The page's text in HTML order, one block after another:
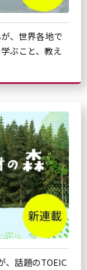
、世界各地で
ぶこと、教え
、話題のTOEIC